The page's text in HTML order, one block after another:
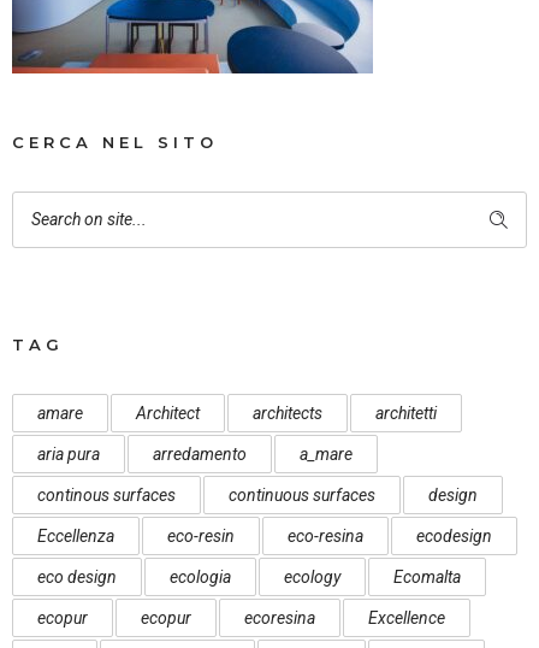
CERCA NEL SITO
TAG
amare Architect architects architetti
aria pura arredamento a_mare
continous surfaces continuous surfaces design
Eccellenza eco-resin eco-resina ecodesign
eco design ecologia ecology Ecomalta
ecopur ecopur ecoresina Excellence